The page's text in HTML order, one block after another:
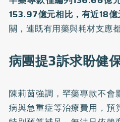
153.97億元相比，有近18
關，連既有用藥與耗材支應
病團提3訴求盼健
陳莉茵強調，罕藥專款不
病與急重症等治療費用，